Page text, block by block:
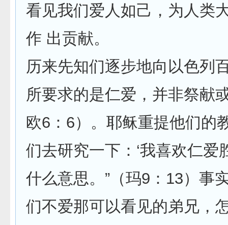
看见我们爱人如己，为人类
作 出贡献。
历来先知们逐步地向以色列
所要求的是仁爱，并非祭献
欧6：6）。耶稣重提他们的
们去研究一下：‘我喜欢仁爱
什么意思。”（玛9：13）事
们不爱那可以看见的弟兄，